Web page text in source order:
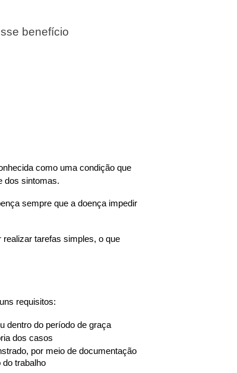
benefício
como uma condição que
dos sintomas.
sempre que a doença impedir
tarefas simples, o que
requisitos:
dentro do período de graça
dos casos
por meio de documentação
trabalho